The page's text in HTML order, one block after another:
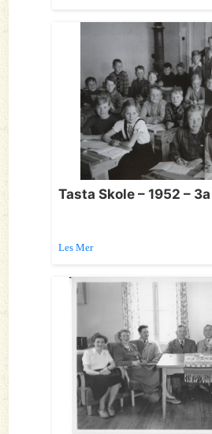
Tasta Skole – 1952 – 3a
Les Mer